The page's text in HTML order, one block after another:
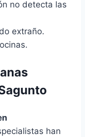
no detecta las
extraño.
han